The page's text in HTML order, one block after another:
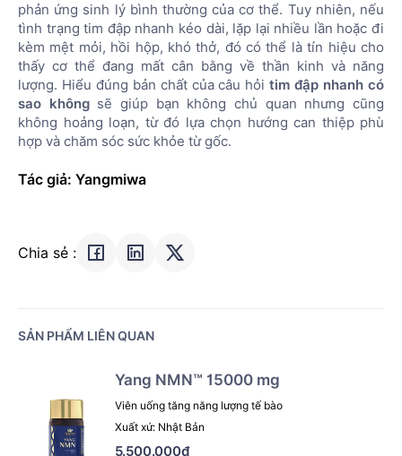
phản ứng sinh lý bình thường của cơ thể. Tuy nhiên, nếu
tình trạng tim đập nhanh kéo dài, lặp lại nhiều lần hoặc đi
kèm mệt mỏi, hồi hộp, khó thở, đó có thể là tín hiệu cho
thấy cơ thể đang mất cân bằng về thần kinh và năng
lượng. Hiểu đúng bản chất của câu hỏitim đập nhanh có
sao khôngsẽ giúp bạn không chủ quan nhưng cũng
không hoảng loạn, từ đó lựa chọn hướng can thiệp phù
hợp và chăm sóc sức khỏe từ gốc.
Tác giả: Yangmiwa
Chia sẻ :
SẢN PHẨM LIÊN QUAN
Yang NMN™ 15000 mg
Viên uống tăng năng lượng tế bào
Xuất xứ: Nhật Bản
5.500.000đ